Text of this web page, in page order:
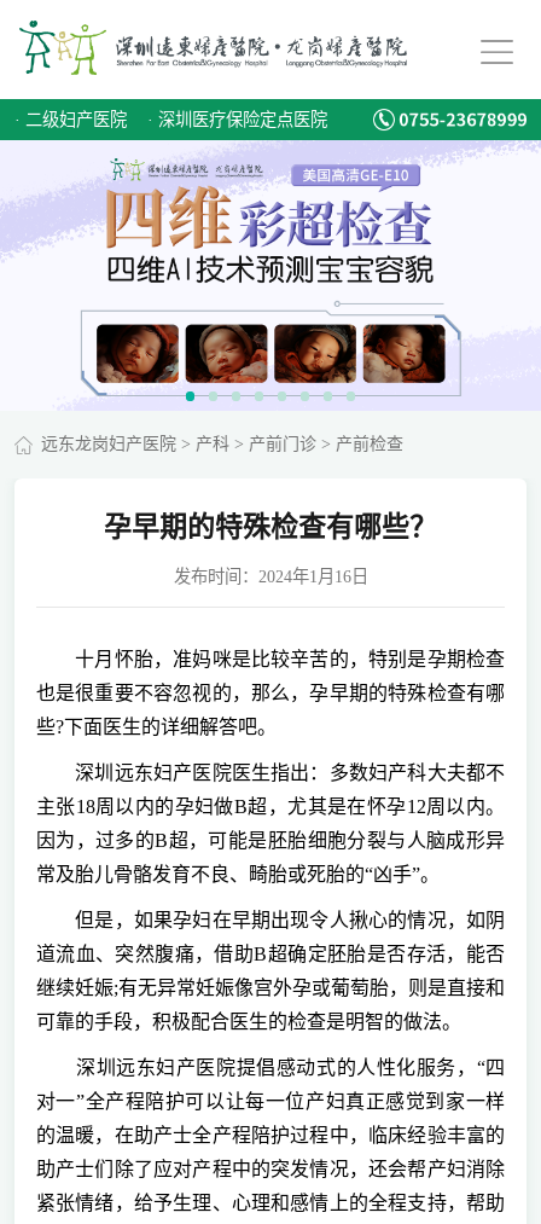
· 二级妇产医院 · 深圳医疗保险定点医院
远东龙岗妇产医院> 产科> 产前门诊> 产前检查
孕早期的特殊检查有哪些？
发布时间：2024年1月16日
十月怀胎，准妈咪是比较辛苦的，特别是孕期检查
也是很重要不容忽视的，那么，孕早期的特殊检查有哪
些?下面医生的详细解答吧。
深圳远东妇产医院医生指出：多数妇产科大夫都不
主张18周以内的孕妇做B超，尤其是在怀孕12周以内。
因为，过多的B超，可能是胚胎细胞分裂与人脑成形异
常及胎儿骨骼发育不良、畸胎或死胎的“凶手”。
但是，如果孕妇在早期出现令人揪心的情况，如阴
道流血、突然腹痛，借助B超确定胚胎是否存活，能否
继续妊娠;有无异常妊娠像宫外孕或葡萄胎，则是直接和
可靠的手段，积极配合医生的检查是明智的做法。
深圳远东妇产医院提倡感动式的人性化服务，“四
对一”全产程陪护可以让每一位产妇真正感觉到家一样
的温暖，在助产士全产程陪护过程中，临床经验丰富的
助产士们除了应对产程中的突发情况，还会帮产妇消除
紧张情绪，给予生理、心理和感情上的全程支持，帮助